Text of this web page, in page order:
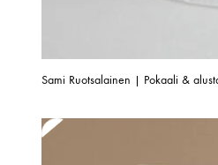
Sami Ruotsalainen | Pokaali &